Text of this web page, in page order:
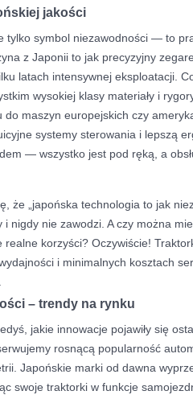
jakości
tylko symbol niezawodności — to
z Japonii to jak precyzyjny
latach intensywnej eksploatacji.
wysokiej klasy materiały i
do maszyn europejskich czy
systemy sterowania i lepszą
— wszystko jest pod ręką, a
że „japońska technologia to jak
nigdy nie zawodzi. A czy można
realne korzyści? Oczywiście!
i minimalnych kosztach
– trendy na rynku
jakie innowacje pojawiły się
rosnącą popularność
Japońskie marki od dawna
swoje traktorki w funkcje